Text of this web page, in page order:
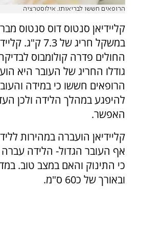
הרופאים חששו לבריאותו. אילוסטרציה
קליידיאן סנטוס דוס סנטוס
החולים פדרה קולומבוס
גודלו החריג של העובר היא
הרופאים חששו כי במידה
להיפגע במהלך הלידה ולכן
האפשר.
קליידיאן הועברה במהירות
אף העובר הגדול- הלידה
ובאורך של כ60 ס"מ.